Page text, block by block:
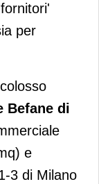
per
Befane di
e
3 di Milano